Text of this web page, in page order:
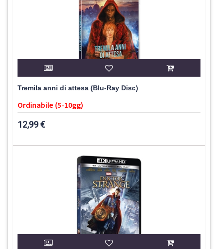
Tremila anni di attesa (Blu-Ray Disc)
Ordinabile (5-10gg)
12,99 €